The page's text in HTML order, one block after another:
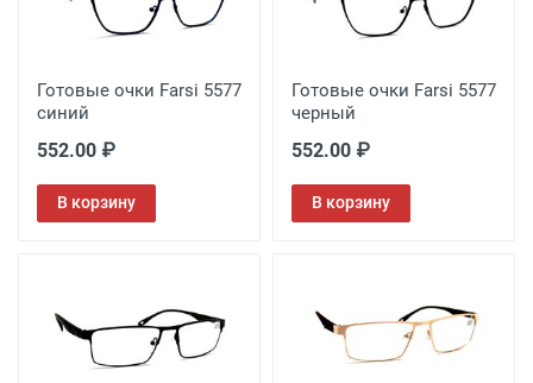
Готовые очки Farsi 5577
синий
552.00 ₽
В корзину
Готовые очки Farsi 5577
черный
552.00 ₽
В корзину